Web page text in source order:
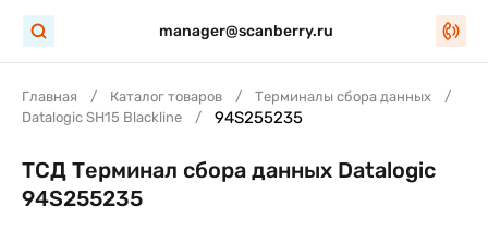
manager@scanberry.ru
Главная Каталог товаров
Терминалы сбора данных
Datalogic SH15 Blackline
94S255235
ТСД Терминал сбора данных Datalogic
94S255235